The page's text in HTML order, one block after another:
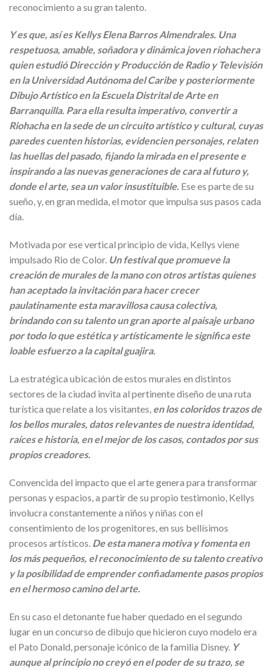
reconocimiento a su gran talento.
Y es que, así es Kellys Elena Barros Almendrales. Una
respetuosa, amable, soñadora y dinámica joven riohachera
quien estudió Dirección y Producción de Radio y Televisión
en la Universidad Autónoma del Caribe y posteriormente
Dibujo Artístico en la Escuela Distrital de Arte en
Barranquilla. Para ella resulta imperativo, convertir a
Riohacha en la sede de un circuito artístico y cultural, cuyas
paredes cuenten historias, evidencien personajes, relaten
las huellas del pasado, fijando la mirada en el presente e
inspirando a las nuevas generaciones de cara al futuro y,
donde el arte, sea un valor insustituible. Ese es parte de su
sueño, y, en gran medida, el motor que impulsa sus pasos cada
día.
Motivada por ese vertical principio de vida, Kellys viene
impulsado Rio de Color. Un festival que promueve la
creación de murales de la mano con otros artistas quienes
han aceptado la invitación para hacer crecer
paulatinamente esta maravillosa causa colectiva,
brindando con su talento un gran aporte al paisaje urbano
por todo lo que estética y artísticamente le significa este
loable esfuerzo a la capital guajira.
La estratégica ubicación de estos murales en distintos
sectores de la ciudad invita al pertinente diseño de una ruta
turística que relate a los visitantes, en los coloridos trazos de
los bellos murales, datos relevantes de nuestra identidad,
raíces e historia, en el mejor de los casos, contados por sus
propios creadores.
Convencida del impacto que el arte genera para transformar
personas y espacios, a partir de su propio testimonio, Kellys
involucra constantemente a niños y niñas con el
consentimiento de los progenitores, en sus bellísimos
procesos artísticos. De esta manera motiva y fomenta en
los más pequeños, el reconocimiento de su talento creativo
y la posibilidad de emprender confiadamente pasos propios
en el hermoso camino del arte.
En su caso el detonante fue haber quedado en el segundo
lugar en un concurso de dibujo que hicieron cuyo modelo era
el Pato Donald, personaje icónico de la familia Disney. Y
aunque al principio no creyó en el poder de su trazo, se